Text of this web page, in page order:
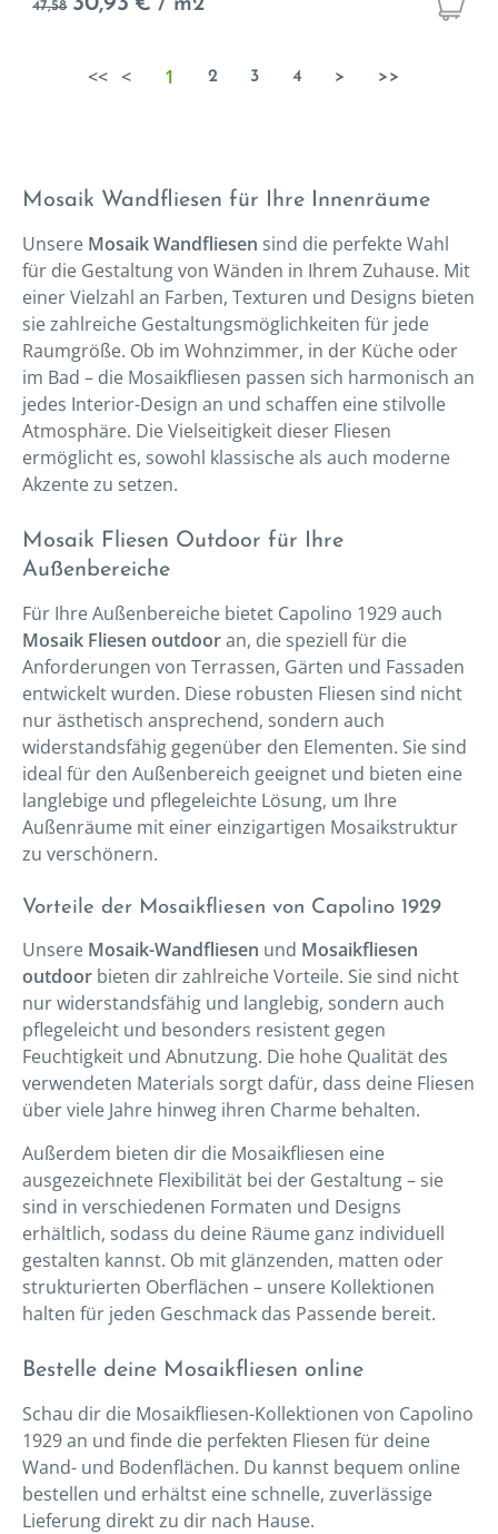
47,58 € / m2
<< < 1 2 3 4 > >>
Mosaik Wandfliesen für Ihre Innenräume
Unsere Mosaik Wandfliesen sind die perfekte Wahl
für die Gestaltung von Wänden in Ihrem Zuhause. Mit
einer Vielzahl an Farben, Texturen und Designs bieten
sie zahlreiche Gestaltungsmöglichkeiten für jede
Raumgröße. Ob im Wohnzimmer, in der Küche oder
im Bad – die Mosaikfliesen passen sich harmonisch an
jedes Interior-Design an und schaffen eine stilvolle
Atmosphäre. Die Vielseitigkeit dieser Fliesen
ermöglicht es, sowohl klassische als auch moderne
Akzente zu setzen.
Mosaik Fliesen Outdoor für Ihre
Außenbereiche
Für Ihre Außenbereiche bietet Capolino 1929 auch
Mosaik Fliesen outdooran, die speziell für die
Anforderungen von Terrassen, Gärten und Fassaden
entwickelt wurden. Diese robusten Fliesen sind nicht
nur ästhetisch ansprechend, sondern auch
widerstandsfähig gegenüber den Elementen. Sie sind
ideal für den Außenbereich geeignet und bieten eine
langlebige und pflegeleichte Lösung, um Ihre
Außenräume mit einer einzigartigen Mosaikstruktur
zu verschönern.
Vorteile der Mosaikfliesen von Capolino 1929
Unsere Mosaik-Wandfliesen und Mosaikfliesen
outdoor bieten dir zahlreiche Vorteile. Sie sind nicht
nur widerstandsfähig und langlebig, sondern auch
pflegeleicht und besonders resistent gegen
Feuchtigkeit und Abnutzung. Die hohe Qualität des
verwendeten Materials sorgt dafür, dass deine Fliesen
über viele Jahre hinweg ihren Charme behalten.
Außerdem bieten dir die Mosaikfliesen eine
ausgezeichnete Flexibilität bei der Gestaltung – sie
sind in verschiedenen Formaten und Designs
erhältlich, sodass du deine Räume ganz individuell
gestalten kannst. Ob mit glänzenden, matten oder
strukturierten Oberflächen – unsere Kollektionen
halten für jeden Geschmack das Passende bereit.
Bestelle deine Mosaikfliesen online
Schau dir die Mosaikfliesen-Kollektionen von Capolino
1929 an und finde die perfekten Fliesen für deine
Wand- und Bodenflächen. Du kannst bequem online
bestellen und erhältst eine schnelle, zuverlässige
Lieferung direkt zu dir nach Hause.